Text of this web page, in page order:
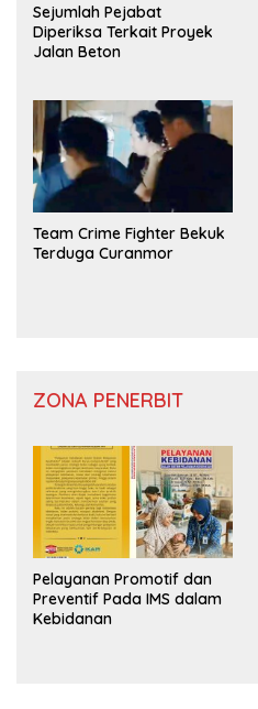
Sejumlah Pejabat
Diperiksa Terkait Proyek
Jalan Beton
Team Crime Fighter Bekuk
Terduga Curanmor
ZONA PENERBIT
Pelayanan Promotif dan
Preventif Pada IMS dalam
Kebidanan